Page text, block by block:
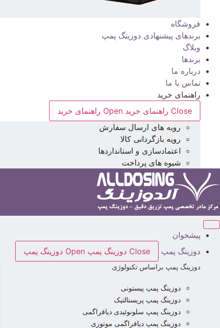
فروشگاه
برندهای پیشنهادی دوزینگ پمپ
وبلاگ
برندها
درباره ما
تماس با ما
راهنمای خرید
Close راهنمای خرید
Open راهنمای خرید
رویه های ارسال سفارش
رویه بازگردانی کالا
اعتمادسازی و استانداردها
شیوه های پرداخت
پیشخوان
دوزینگ پمپ
Close دوزینگ پمپ Open دوزینگ پمپ
دوزینگ پمپ براساس تکنولوژی
دوزینگ پمپ پیستونی
دوزینگ پمپ پریستالتیک
دوزینگ پمپ سلونوئیدی دیافراگمی
دوزینگ پمپ دیافراگمی موتوری